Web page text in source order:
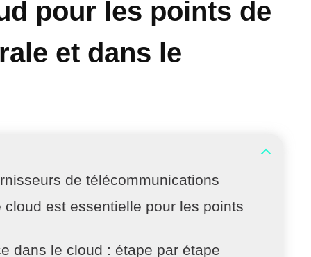
pour les points de
et dans le
de télécommunications
est essentielle pour les points
dans le cloud : étape par étape